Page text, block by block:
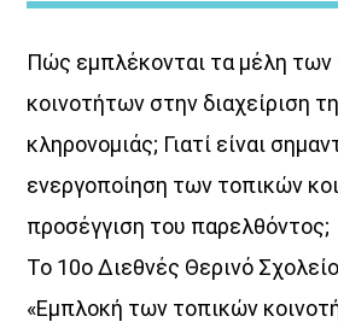
22:00
ΤONIGHT RADIO SHOW
Πώς εμπλέκονται τα μέλη των
κοινοτήτων στην διαχείριση
κληρονομιάς; Γιατί είναι
ενεργοποίηση των τοπικών
προσέγγιση του παρελθόντος;
Το 10ο Διεθνές Θερινό
«Εμπλοκή των τοπικών